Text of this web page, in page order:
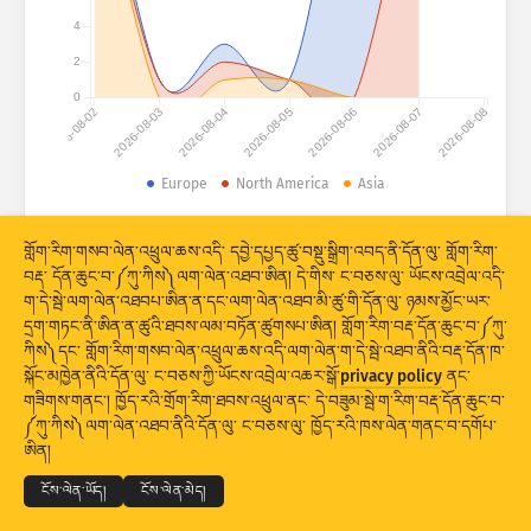
གནས་སྡུད་དྲག་གནོན༔ ཐབས་འཕྲུལ།
ཚད།
སྡེ་ཚན་གྱི།
?
Stacking ཡིག་དཀྲེགས། ཉིས་བརྩེགས།
གྲུབ་འབྲས་ཚུ་རང་བཞིན་གིས་དུས་མཐུན་བཟོ།
གསར་བཅོས། ལོག་བཟོ།
པི་ཨེན་ཇི་སྦེ་ ཕབ་ལེན་འབད།
2026-08-02 2026-08-03 2026-08-04 2026-08-05 2026-08-06 2026-08-07 2026-08-08
0
2
4
Europe North America Asia
© 2026THE SHADOWSERVER FOUNDATION
གསང་བྱ་དང་གནས་ཚིག
ང་བཅས་ལུ་འབྲེལ་བ་འཐབ། ངོས་འཛིན།
གློག་རིག་གསབ་ལེན་འཕྲུལ་ཆས་འདི་ དབྱེ་དཔྱད་ཚུ་བསྡུ་སྒྲིག་འབད་ནི་དོན་ལུ་ གློག་རིག་
བརྡ་ དོན་ཆུང་བ་༼ཀུ་ཀིས༽ལག་ལེན་འཐབ་ཨིན། དེ་གིས་ ང་བཅས་ལུ་ ཡོངས་འབྲེལ་འདི་
ག་དེ་སྦེ་ལག་ལེན་འཐབཔ་ཨིན་ན་དང་ལག་ལེན་འཐབ་མི་ཚུ་གི་དོན་ལུ་ ཉམས་མྱོང་ཡར་
དྲག་གཏང་ནི་ཨིན་ན་ཚུའི་ཐབས་ལམ་བཏོན་ཚུགསཔ་ཨིན། གློག་རིག་བརྡ་དོན་ཆུང་བ་༼ཀུ་
ཀིས༽དང་ གློག་རིག་གསབ་ལེན་འཕྲུལ་ཆས་འདི་ལག་ལེན་ག་དེ་སྦེ་འཐབ་ནིའི་བརྡ་དོན་ཁ་
སྐོང་མཁྱེན་ནིའི་དོན་ལུ་ ང་བཅས་ཀྱི་ཡོངས་འབྲེལ་འཆར་སྒོ་privacy policy ནང་
གཟིགས་གནང་། ཁྱོད་རའི་གྲོག་རིག་ཐབས་འཕྲུལ་ནང་ དེ་བཟུམ་སྦེ་ག་རིག་བརྡ་དོན་ཆུང་བ་
༼ཀུ་ཀིས༽ལག་ལེན་འཐབ་ནིའི་དོན་ལུ་ ང་བཅས་ལུ་ ཁྱོད་རའི་ཁས་ལེན་གནང་བ་དགོཔ་
ཨིན།
ངོས་ལེན་ཡོད། ངོས་ལེན་མེད།